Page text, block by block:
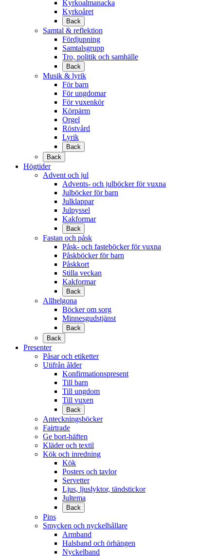
Kyrkoalmanacka
Kyrkoåret
Back
Samtal & reflektion
Fördjupning
Samtalsgrupp
Tro, politik och samhälle
Back
Musik & lyrik
För barn
För ungdomar
För vuxenkör
Körpärm
Orgel
Röstvård
Lyrik
Back
Back
Högtider
Advent och jul
Advents- och julböcker för vuxna
Julböcker för barn
Julklappar
Julpyssel
Kakformar
Back
Fastan och påsk
Påsk- och fasteböcker för vuxna
Påskböcker för barn
Påskkort
Stilla veckan
Kakformar
Back
Allhelgona
Böcker om sorg
Minnesgudstjänst
Back
Back
Presenter
Påsar och etiketter
Utifrån ålder
Konfirmationspresent
Till barn
Till ungdom
Till vuxen
Back
Anteckningsböcker
Fairtrade
Ge bort-häften
Kläder och textil
Kök och inredning
Kök
Posters och tavlor
Servetter
Ljus, ljuslyktor, tändstickor
Jultema
Back
Pins
Smycken och nyckelhållare
Armband
Halsband och örhängen
Nyckelband